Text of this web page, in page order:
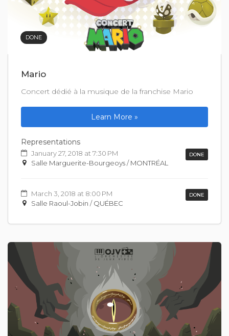
DONE
Mario
Concert dédié à la musique de la franchise Mario
Learn More »
Representations
January 27, 2018 at 7:30 PM DONE
Salle Marguerite-Bourgeoys / MONTRÉAL
March 3, 2018 at 8:00 PM DONE
Salle Raoul-Jobin / QUÉBEC